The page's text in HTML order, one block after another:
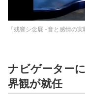
「残響シ念展 -音と感情の
ナビゲーター
界観が就任